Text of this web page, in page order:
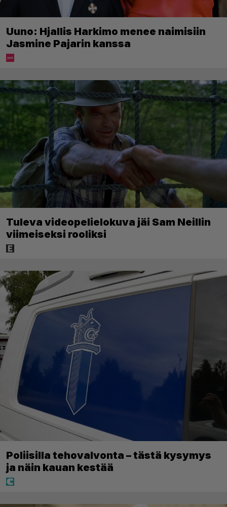
Uuno: Hjallis Harkimo menee naimisiin
Jasmine Pajarin kanssa
Tuleva videopelielokuva jäi Sam Neillin
viimeiseksi rooliksi
Poliisilla tehovalvonta – tästä kysymys
ja näin kauan kestää